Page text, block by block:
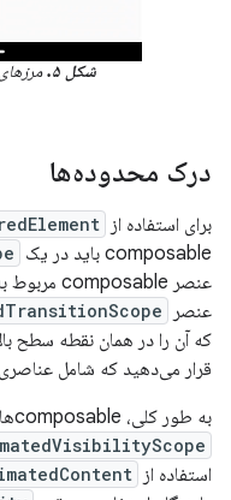
شکل ۵.
درک محدوده‌ها
برای استفاده از
composable باید در یک
عنصر composable مربوط به
عنصر
که آن را در همان نقطه سطح
قرار می‌دهید که شامل
به طور کلی، composableها باید درون یک
استفاده از